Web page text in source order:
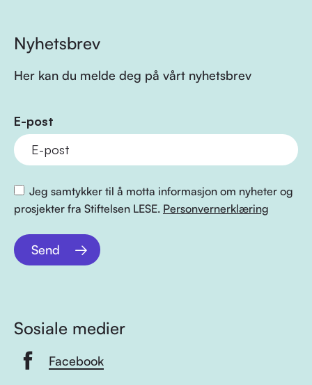
Nyhetsbrev
Her kan du melde deg på vårt nyhetsbrev
E-post
Jeg samtykker til å motta informasjon om nyheter og
prosjekter fra Stiftelsen LESE. Personvernerklæring
Send
Sosiale medier
Facebook